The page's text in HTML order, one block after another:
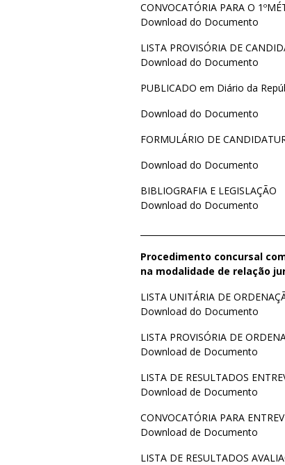
CONVOCATÓRIA PARA O
Download do Documento
LISTA PROVISÓRIA DE
Download do Documento
PUBLICADO em Diário da
Download do Documento
FORMULÁRIO DE
Download do Documento
BIBLIOGRAFIA E LEGISLAÇÃO
Download do Documento
Procedimento concursal
na modalidade de relação
LISTA UNITÁRIA DE
Download do Documento
LISTA PROVISÓRIA DE
Download de Documento
LISTA DE RESULTADOS
Download de Documento
CONVOCATÓRIA PARA
Download de Documento
LISTA DE RESULTADOS